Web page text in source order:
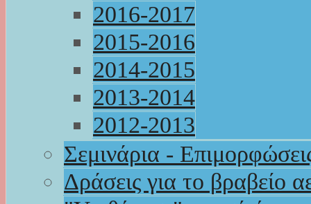
2016-2017
2015-2016
2014-2015
2013-2014
2012-2013
Σεμινάρια -
Δράσεις για το βραβείο